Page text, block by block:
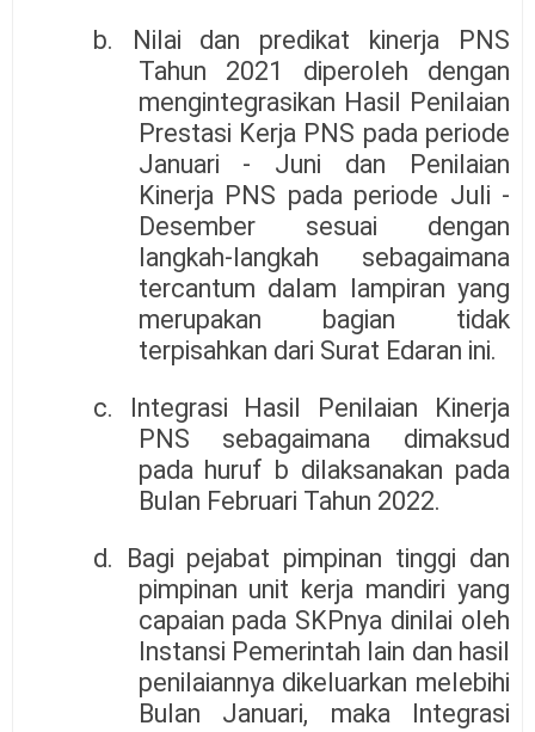
b. Nilai dan predikat kinerja PNS
Tahun 2021 diperoleh dengan
mengintegrasikan Hasil Penilaian
Prestasi Kerja PNS pada periode
Januari - Juni dan Penilaian
Kinerja PNS pada periode Juli -
Desember sesuai dengan
langkah-langkah sebagaimana
tercantum dalam lampiran yang
merupakan bagian tidak
terpisahkan dari Surat Edaran ini.
c. Integrasi Hasil Penilaian Kinerja
PNS sebagaimana dimaksud
pada huruf b dilaksanakan pada
Bulan Februari Tahun 2022.
d. Bagi pejabat pimpinan tinggi dan
pimpinan unit kerja mandiri yang
capaian pada SKPnya dinilai oleh
Instansi Pemerintah lain dan hasil
penilaiannya dikeluarkan melebihi
Bulan Januari, maka Integrasi